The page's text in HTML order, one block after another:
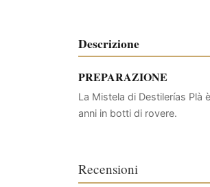
Descrizione
PREPARAZIONE
La Mistela di Destilerías
anni in botti di rovere.
Recensioni